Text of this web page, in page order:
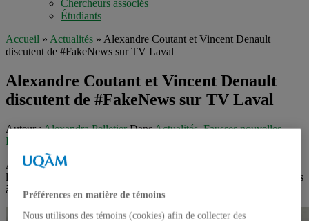
Chercheurs associés
Étudiants
Accueil » Actualités » Alexandre Coutant et Vincent Denault
discutent de #FakeNews sur TV Laval
Alexandre Coutant et Vincent Denault
discutent de #FakeNews sur TV Laval
Auteur :Alexandra PelletierDansActualités,Fausses nouvelles,
Revue de presse
Alexandre Coutant, directeur du centre de recherche ComSanté, et
le membre doctorant Vincent Denault discutent de #faussesnouvelles
à l’émission FOCUS sur la chaîne Télévision de Laval.
Préférences en matière de témoins
Nous utilisons des témoins (cookies) afin de collecter des